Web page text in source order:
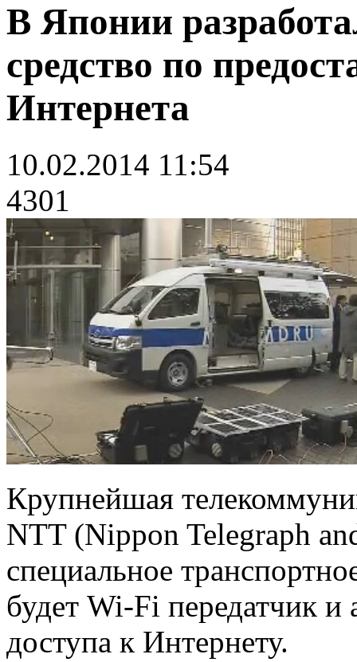
В Японии
средство по
Интернета
10.02.2014 11:54
4301
Крупнейшая
NTT (Nippon Telegraph
специальное
будет Wi-Fi передатчик и
доступа к Интернету.